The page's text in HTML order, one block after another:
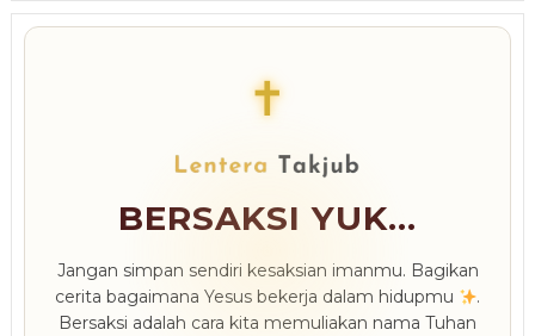
✝
BERSAKSI YUK...
Jangan simpan sendiri kesaksian imanmu. Bagikan
cerita bagaimana Yesus bekerja dalam hidupmu
.
Bersaksi adalah cara kita memuliakan nama Tuhan